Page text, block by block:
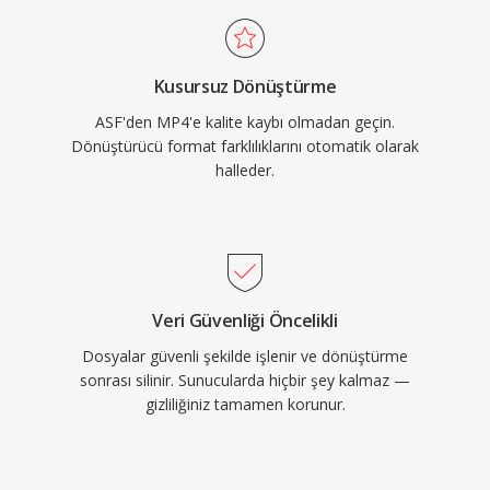
video, her büyük web tarayıcısı tarafından
desteklenerek web video dağıtımı için evrensel
temel standart oluşturmuştur. Taşıdığı modern
codec&#039;lerin sıkıştırma yetenekleriyle
birleşen verimli paketleme yapısı, bant genişliği
Kusursuz Dönüştürme
ASF'den MP4'e kalite kaybı olmadan geçin.
Dönüştürücü format farklılıklarını otomatik olarak
halleder.
Veri Güvenliği Öncelikli
Dosyalar güvenli şekilde işlenir ve dönüştürme
sonrası silinir. Sunucularda hiçbir şey kalmaz —
gizliliğiniz tamamen korunur.